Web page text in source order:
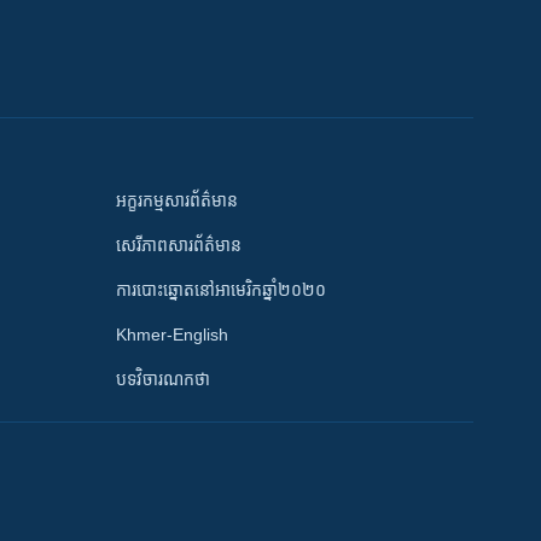
អក្ខរកម្មសារព័ត៌មាន
សេរីភាពសារព័ត៌មាន
ការបោះឆ្នោតនៅអាមេរិកឆ្នាំ២០២០
Khmer-English
បទវិចារណកថា